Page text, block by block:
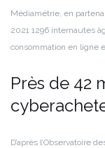
Médiamétrie, en
2021 1296 internautes
consommation en ligne
Près de 42
D’après l’Observatoire